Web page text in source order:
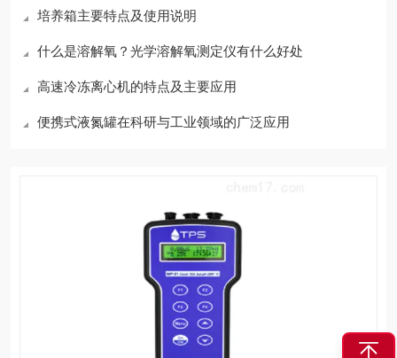
培养箱主要特点及使用说明
什么是溶解氧？光学溶解氧测定仪有什么好处
高速冷冻离心机的特点及主要应用
便携式液氮罐在科研与工业领域的广泛应用